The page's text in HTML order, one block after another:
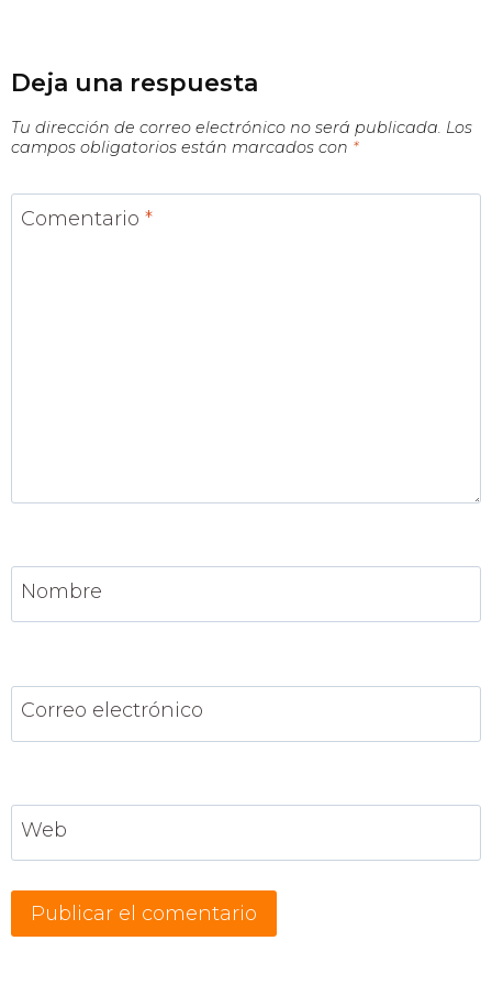
Deja una respuesta
Tu dirección de correo electrónico no será publicada. Los
campos obligatorios están marcados con *
Comentario *
Nombre
Correo electrónico
Web